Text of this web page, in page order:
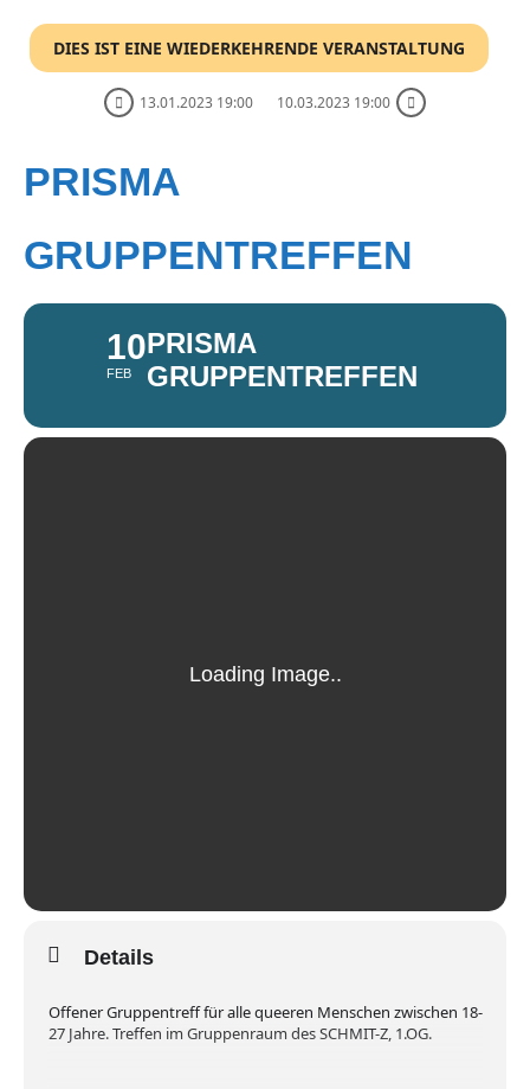
DIES IST EINE WIEDERKEHRENDE VERANSTALTUNG
13.01.2023 19:00 10.03.2023 19:00
PRISMA
GRUPPENTREFFEN
10
FEB
PRISMA
GRUPPENTREFFEN
Details
Offener Gruppentreff für alle queeren Menschen zwischen 18-
27 Jahre. Treffen im Gruppenraum des SCHMIT-Z, 1.OG.